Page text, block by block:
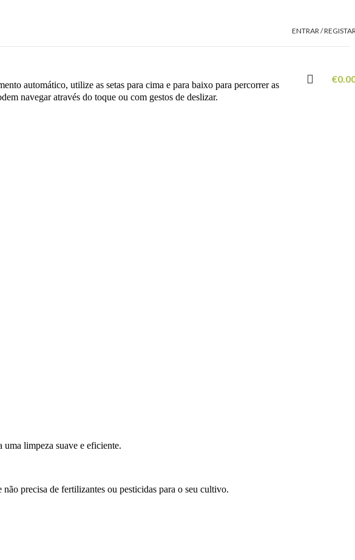
ENTRAR /
automático, utilize as setas para cima e para baixo para percorrer as
navegar através do toque ou com gestos de deslizar.
€
uma limpeza suave e eficiente.
precisa de fertilizantes ou pesticidas para o seu cultivo.